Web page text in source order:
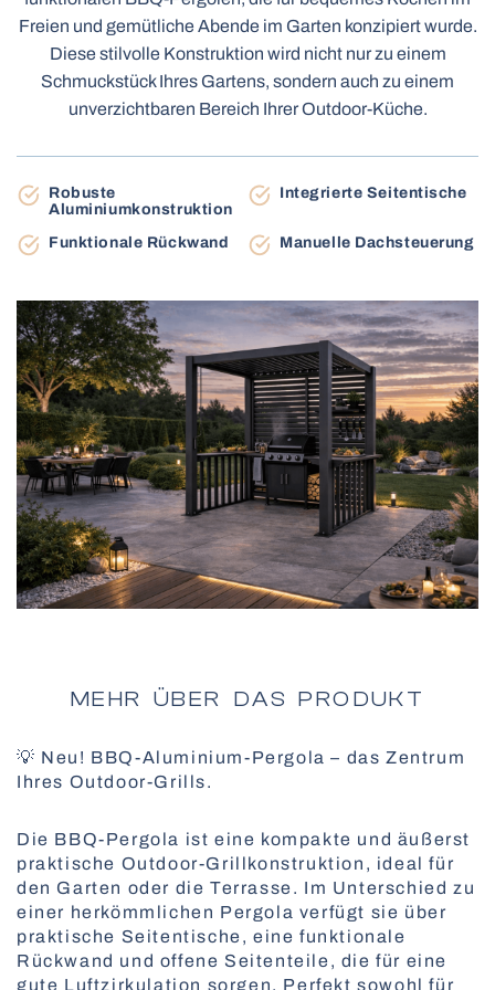
Tag-Nacht rollos
Dachfensterrollos
Fassadenrollos
Elektrische Holzjalousien
Plissee-Jalousien
Plissees für Dachfenster
Elektrische Holzjalousien MOTIONBLINDS
Smarte Steuerung mit SOMFY
Elektrische Vorhangschienen
Insektenschutzrollos
Plissee-Insektenschutz
Insektenschutztüren
Torantriebe
Industrie-Sektionaltore
Sektionaltore mit Verglasung
Terrassenmarkisen
Balkonmarkisen
BBQ-pergolen
Alle Pergolen
Carports
Gartenhäuser
Alle Außenlösungen
Freien und gemütliche Abende im Garten konzipiert wurde.
Diese stilvolle Konstruktion wird nicht nur zu einem
Schmuckstück Ihres Gartens, sondern auch zu einem
unverzichtbaren Bereich Ihrer Outdoor-Küche.
Robuste
Aluminiumkonstruktion
Integrierte Seitentische
Funktionale Rückwand Manuelle Dachsteuerung
MEHR ÜBER DAS PRODUKT
💡 Neu! BBQ-Aluminium-Pergola – das Zentrum
Ihres Outdoor-Grills.
Die BBQ-Pergola ist eine kompakte und äußerst
praktische Outdoor-Grillkonstruktion, ideal für
den Garten oder die Terrasse. Im Unterschied zu
einer herkömmlichen Pergola verfügt sie über
praktische Seitentische, eine funktionale
Rückwand und offene Seitenteile, die für eine
gute Luftzirkulation sorgen. Perfekt sowohl für